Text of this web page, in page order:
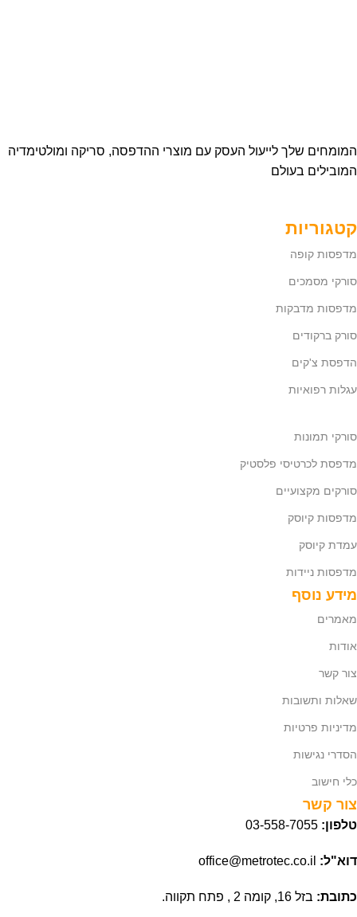
המומחים שלך לייעול העסק עם מוצרי ההדפסה, סריקה ומולטימדיה
המובילים בעולם
קטגוריות
מדפסות קופה
סורקי מסמכים
מדפסות מדבקות
סורק ברקודים
הדפסת צ'קים
עגלות רפואיות
סורקי תמונות
מדפסת לכרטיסי פלסטיק
סורקים מקצועיים
מדפסות קיוסק
עמדת קיוסק
מדפסות ניידות
מידע נוסף
מאמרים
אודות
צור קשר
שאלות ותשובות
מדיניות פרטיות
הסדרי נגישות
כלי חישוב
צור קשר
טלפון: 03-558-7055
דוא"ל:
כתובת: בזל 16, קומה 2 , פתח תקווה.